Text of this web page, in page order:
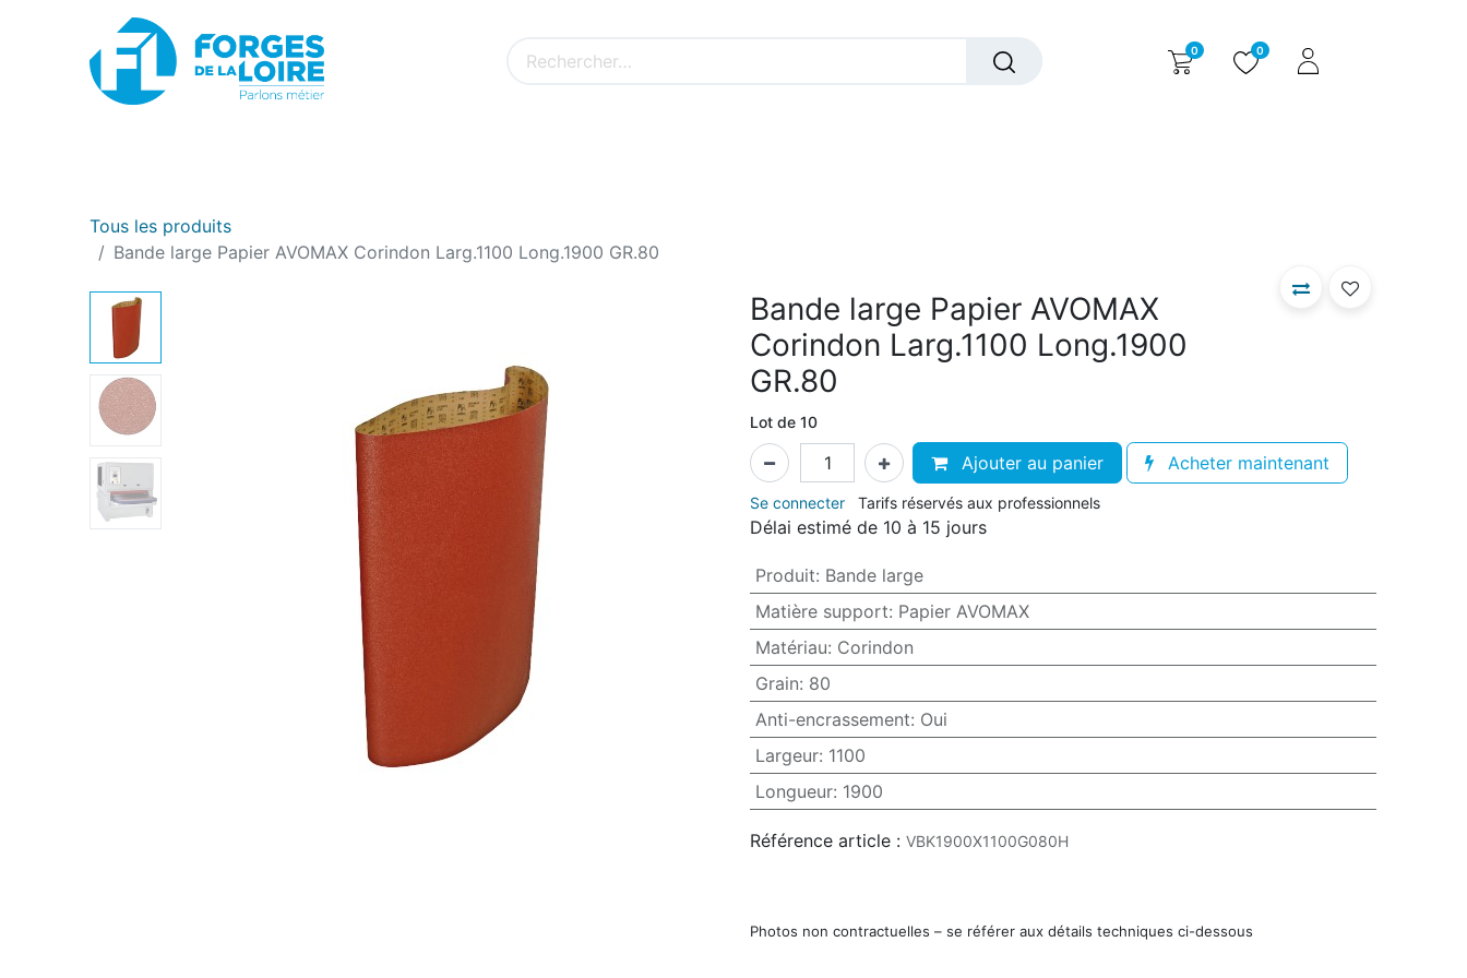
0 0
Tous les produits
Bande large Papier AVOMAX Corindon Larg.1100 Long.1900 GR.80
Bande large Papier AVOMAX
Corindon Larg.1100 Long.1900
GR.80
Lot de 10
Ajouter au panier Acheter maintenant
Se connecter Tarifs réservés aux professionnels
Délai estimé de 10 à 15 jours
Produit: Bande large
Matière support: Papier AVOMAX
Matériau: Corindon
Grain: 80
Anti-encrassement: Oui
Largeur: 1100
Longueur: 1900
Référence article : VBK1900X1100G080H
Photos non contractuelles – se référer aux détails techniques ci-dessous